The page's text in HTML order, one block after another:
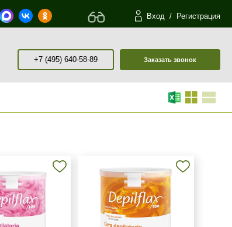
Вход / Регистрация
+7 (495) 640-58-89 Заказать звонок